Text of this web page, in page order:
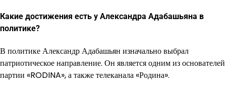
Какие достижения есть у Александра Адабашьяна в
политике?
В политике Александр Адабашьян изначально выбрал
патриотическое направление. Он является одним из основателей
партии «RODINA», а также телеканала «Родина».